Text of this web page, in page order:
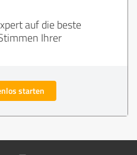
auf die beste
Ihrer
starten